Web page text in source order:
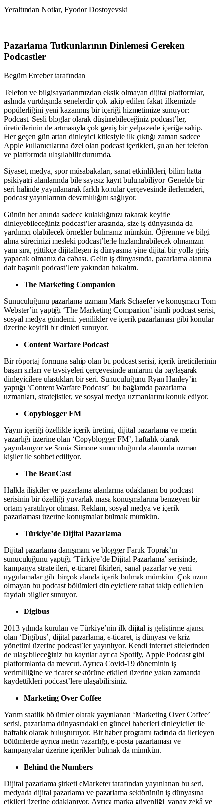
Yeraltından Notlar, Fyodor Dostoyevski
Pazarlama Tutkunlarının Dinlemesi Gereken
Podcastler
Begüm Erceber tarafından
Telefon ve bilgisayarlarımızdan eksik olmayan dijital platformlar,
aslında yurtdışında senelerdir çok takip edilen fakat ülkemizde
popülerliğini yeni kazanmış bir içeriği hizmetimize sunuyor:
Podcast. Sesli bloglar olarak düşünebileceğiniz podcast’ler,
üreticilerinin de artmasıyla çok geniş bir yelpazede içeriğe sahip.
Her geçen gün artan dinleyici kitlesiyle ilk çıktığı zaman sadece
Apple kullanıcılarına özel olan podcast içerikleri, şu an her telefon
ve platformda ulaşılabilir durumda.
Siyaset, medya, spor müsabakaları, sanat etkinlikleri, bilim hatta
psikiyatri alanlarında bile sayısız kayıt bulunabiliyor. Genelde bir
seri halinde yayınlanarak farklı konular çerçevesinde ilerlemeleri,
podcast yayınlarının devamlılığını sağlıyor.
Günün her anında sadece kulaklığınızı takarak keyifle
dinleyebileceğiniz podcast’ler arasında, size iş dünyasında da
yardımcı olabilecek örnekler bulmanız mümkün. Öğrenme ve bilgi
alma sürecinizi mesleki podcast’lerle hızlandırabilecek olmanızın
yanı sıra, gittikçe dijitalleşen iş dünyasına yine dijital bir yolla giriş
yapacak olmanız da cabası. Gelin iş dünyasında, pazarlama alanına
dair başarılı podcast’lere yakından bakalım.
The Marketing Companion
Sunuculuğunu pazarlama uzmanı Mark Schaefer ve konuşmacı Tom
Webster’in yaptığı ‘The Marketing Companion’ isimli podcast serisi,
sosyal medya gündemi, yenilikler ve içerik pazarlaması gibi konular
üzerine keyifli bir dinleti sunuyor.
Content Warfare Podcast
Bir röportaj formuna sahip olan bu podcast serisi, içerik üreticilerinin
başarı sırları ve tavsiyeleri çerçevesinde anılarını da paylaşarak
dinleyicilere ulaştıkları bir seri. Sunuculuğunu Ryan Hanley’in
yaptığı ‘Content Warfare Podcast’, bu bağlamda pazarlama
uzmanları, stratejistler, ve sosyal medya uzmanlarını konuk ediyor.
Copyblogger FM
Yayın içeriği özellikle içerik üretimi, dijital pazarlama ve metin
yazarlığı üzerine olan ‘Copyblogger FM’, haftalık olarak
yayınlanıyor ve Sonia Simone sunuculuğunda alanında uzman
kişiler ile sohbet ediliyor.
The BeanCast
Halkla ilişkiler ve pazarlama alanlarına odaklanan bu podcast
serisinin bir özelliği yuvarlak masa konuşmalarına benzeyen bir
ortam yaratılıyor olması. Reklam, sosyal medya ve içerik
pazarlaması üzerine konuşmalar bulmak mümkün.
Türkiye’de Dijital Pazarlama
Dijital pazarlama danışmanı ve blogger Faruk Toprak’ın
sunuculuğunu yaptığı ‘Türkiye’de Dijital Pazarlama’ serisinde,
kampanya stratejileri, e-ticaret fikirleri, sanal pazarlar ve yeni
uygulamalar gibi birçok alanda içerik bulmak mümkün. Çok uzun
olmayan bu podcast bölümleri dinleyicilere rahat takip edilebilen
faydalı bilgiler sunuyor.
Digibus
2013 yılında kurulan ve Türkiye’nin ilk dijital iş geliştirme ajansı
olan ‘Digibus’, dijital pazarlama, e-ticaret, iş dünyası ve kriz
yönetimi üzerine podcast’ler yayınlıyor. Kendi internet sitelerinden
de ulaşabileceğiniz bu kayıtlar ayrıca Spotify, Apple Podcast gibi
platformlarda da mevcut. Ayrıca Covid-19 döneminin iş
verimliliğine ve ticaret sektörüne etkileri üzerine yakın zamanda
kaydettikleri podcast’lere ulaşabilirsiniz.
Marketing Over Coffee
Yarım saatlik bölümler olarak yayınlanan ‘Marketing Over Coffee’
serisi, pazarlama dünyasındaki en güncel haberleri dinleyiciler ile
haftalık olarak buluşturuyor. Bir haber programı tadında da ilerleyen
bölümlerde ayrıca metin yazarlığı, e-posta pazarlaması ve
kampanyalar üzerine içerikler bulmak da mümkün.
Behind the Numbers
Dijital pazarlama şirketi eMarketer tarafından yayınlanan bu seri,
medyada dijital pazarlama ve pazarlama sektörünün iş dünyasına
etkileri üzerine odaklanıyor. Ayrıca marka güvenliği, yapay zekâ ve